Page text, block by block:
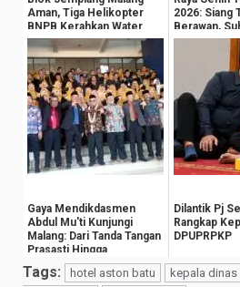
Aman, Tiga Helikopter
BNPB Kerahkan Water
Bombing
2026: Siang
Berawan,
Anjlok ...
Gaya Mendikdasmen
Abdul Mu'ti Kunjungi
Malang: Dari Tanda Tangan
Prasasti Hingga
Groundbreaking Gedu...
Dilantik Pj
Rangkap
DPUPRPKP
Tags: hotel aston batu kepala dinas